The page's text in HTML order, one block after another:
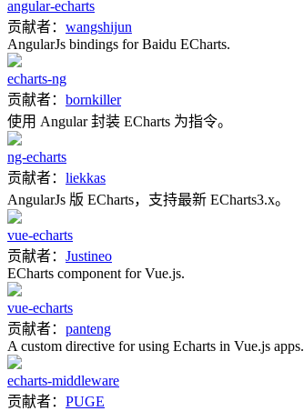
angular-echarts
贡献者： wangshijun
AngularJs bindings for Baidu ECharts.
echarts-ng
贡献者： bornkiller
使用 Angular 封装 ECharts 为指令。
ng-echarts
贡献者： liekkas
AngularJs 版 ECharts，支持最新 ECharts3.x。
vue-echarts
贡献者： Justineo
ECharts component for Vue.js.
vue-echarts
贡献者： panteng
A custom directive for using Echarts in Vue.js apps.
echarts-middleware
贡献者： PUGE